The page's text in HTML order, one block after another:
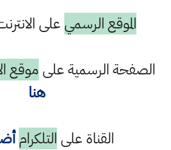
الرسميعلى الانترنت
الرسمية علىموقع
القناة علىالتلكرام أضغط هنا